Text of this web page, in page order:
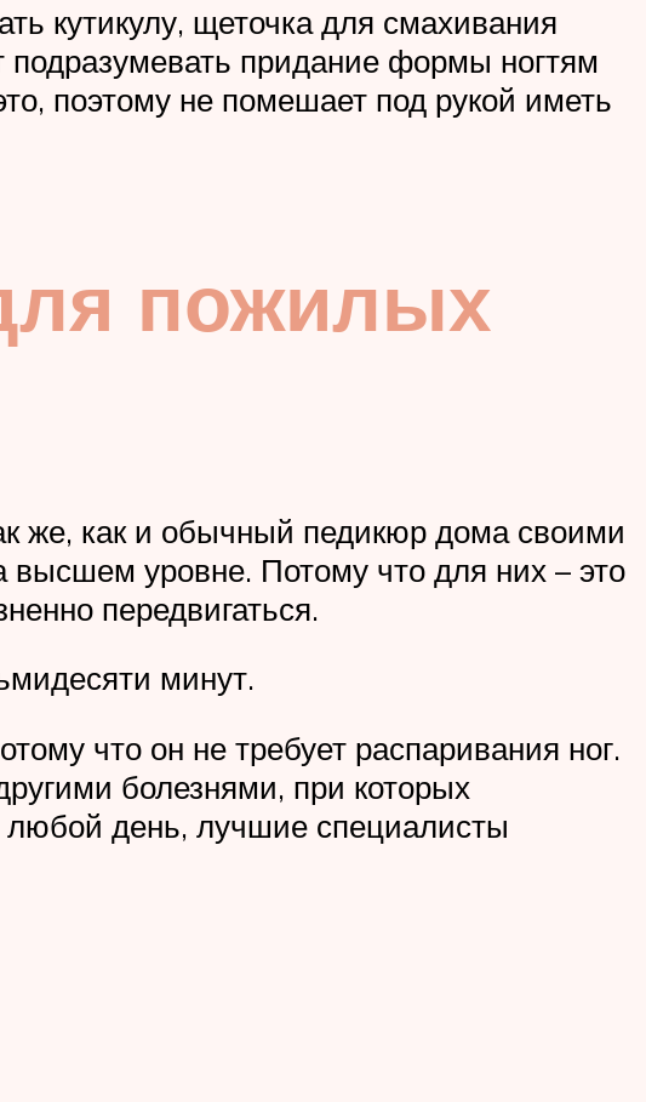
кутикулу, щеточка для смахивания
придание формы ногтям
поэтому не помешает под рукой иметь
пожилых
же, как и обычный педикюр дома своими
высшем уровне. Потому что для них – это
передвигаться.
минут.
что он не требует распаривания ног.
болезнями, при которых
любой день, лучшие специалисты